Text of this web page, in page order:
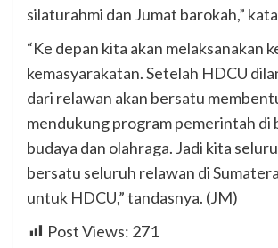
silaturahmi dan Jumat barokah,”
“Ke depan kita akan melaksanakan
kemasyarakatan. Setelah HDCU
dari relawan akan bersatu
mendukung program pemerintah di
budaya dan olahraga. Jadi kita
bersatu seluruh relawan di
untuk HDCU,” tandasnya. (JM)
Post Views: 271